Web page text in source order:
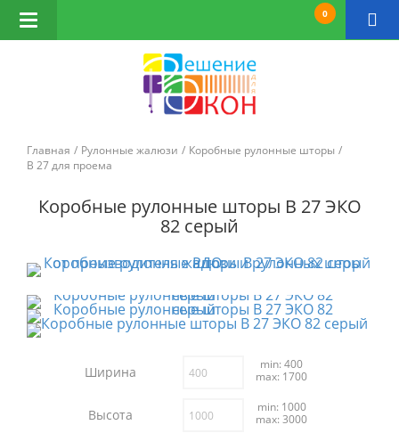
0
Открыть
навигацию
Главная Рулонные жалюзи
Коробные рулонные шторы
B 27 для проема
Коробные рулонные шторы B 27 ЭКО
82 серый
Ширина
min: 400
max: 1700
Высота
min: 1000
max: 3000